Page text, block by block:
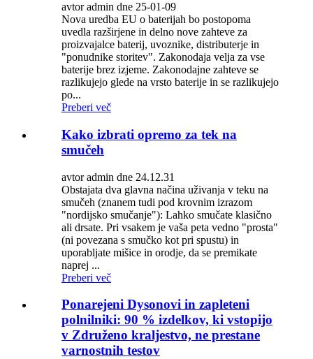
avtor admin dne 25-01-09
Nova uredba EU o baterijah bo postopoma
uvedla razširjene in delno nove zahteve za
proizvajalce baterij, uvoznike, distributerje in
"ponudnike storitev". Zakonodaja velja za vse
baterije brez izjeme. Zakonodajne zahteve se
razlikujejo glede na vrsto baterije in se razlikujejo
po...
Preberi več
Kako izbrati opremo za tek na
smučeh
avtor admin dne 24.12.31
Obstajata dva glavna načina uživanja v teku na
smučeh (znanem tudi pod krovnim izrazom
"nordijsko smučanje"): Lahko smučate klasično
ali drsate. Pri vsakem je vaša peta vedno "prosta"
(ni povezana s smučko kot pri spustu) in
uporabljate mišice in orodje, da se premikate
naprej ...
Preberi več
Ponarejeni Dysonovi in ​​zapleteni
polnilniki: 90 % izdelkov, ki vstopijo
v Združeno kraljestvo, ne prestane
varnostnih testov